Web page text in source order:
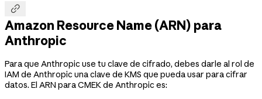

Amazon Resource Name (ARN) para
Anthropic
Para que Anthropic use tu clave de cifrado, debes darle al rol de
IAM de Anthropic una clave de KMS que pueda usar para cifrar
datos. El ARN para CMEK de Anthropic es: